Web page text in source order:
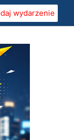
wydarzenie